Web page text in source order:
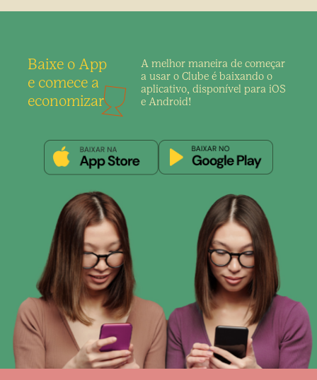
Baixe o App
e comece a
economizar
A melhor maneira de começar
a usar o Clube é baixando o
aplicativo, disponível para iOS
e Android!